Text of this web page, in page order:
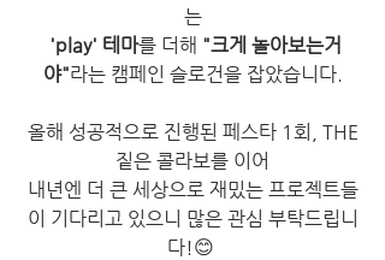
는
'play' 테마를 더해 "크게 놀아보는거
야"라는 캠페인 슬로건을 잡았습니다.
올해 성공적으로 진행된 페스타 1회, THE
짙은 콜라보를 이어
내년엔 더 큰 세상으로 재밌는 프로젝트들
이 기다리고 있으니 많은 관심 부탁드립니
다!😊